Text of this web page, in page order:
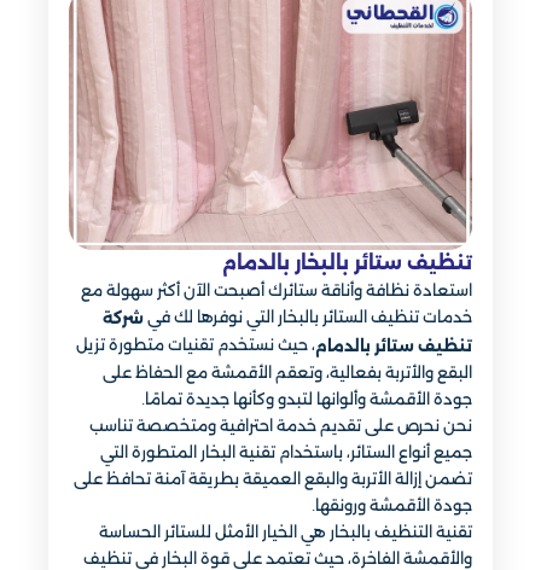
تنظيف ستائر بالبخار بالدمام
استعادة نظافة وأناقة ستائرك أصبحت الآن أكثر سهولة مع
خدمات تنظيف الستائر بالبخار التي نوفرها لك في شركة
تنظيف ستائر بالدمام، حيث نستخدم تقنيات متطورة تزيل
البقع والأتربة بفعالية، وتعقم الأقمشة مع الحفاظ على
جودة الأقمشة وألوانها لتبدو وكأنها جديدة تمامًا.
نحن نحرص على تقديم خدمة احترافية ومتخصصة تناسب
جميع أنواع الستائر، باستخدام تقنية البخار المتطورة التي
تضمن إزالة الأتربة والبقع العميقة بطريقة آمنة تحافظ على
جودة الأقمشة ورونقها.
تقنية التنظيف بالبخار هي الخيار الأمثل للستائر الحساسة
والأقمشة الفاخرة، حيث تعتمد على قوة البخار في تنظيف